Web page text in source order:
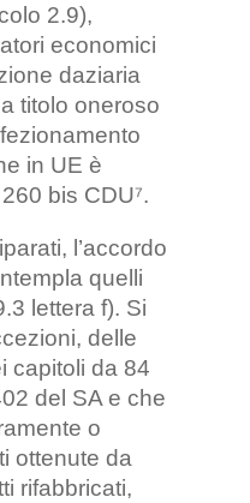
2.9),
economici
daziaria
titolo oneroso
in UE è
bis CDU⁷.
l’accordo
quelli
lettera f). Si
delle
capitoli da 84
del SA e che
o
ottenute da
rifabbricati,